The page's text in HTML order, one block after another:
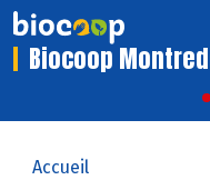
Biocoop
Accueil